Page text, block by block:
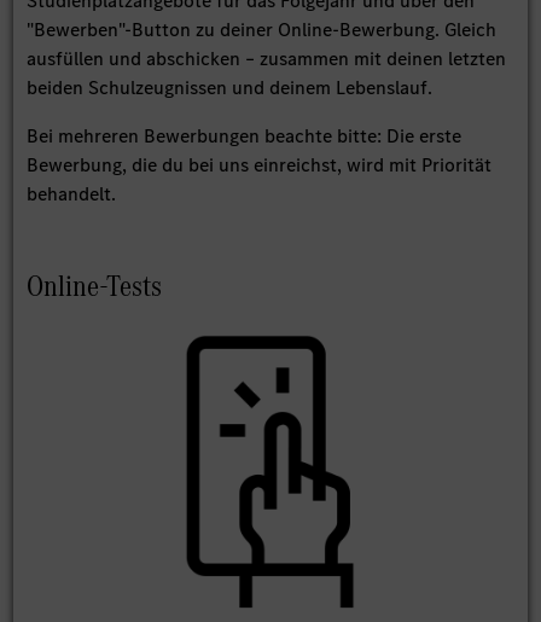
"Bewerben"-Button zu deiner Online-Bewerbung. Gleich
ausfüllen und abschicken – zusammen mit deinen letzten
beiden Schulzeugnissen und deinem Lebenslauf.
Bei mehreren Bewerbungen beachte bitte: Die erste
Bewerbung, die du bei uns einreichst, wird mit Priorität
behandelt.
Online-Tests